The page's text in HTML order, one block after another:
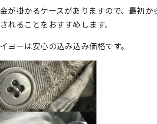
が掛かるケースがありますので、最初
れることをおすすめします。
ヨーは安心の込み込み価格です。